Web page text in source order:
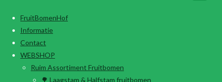
FruitBomenHof
Informatie
Contact
WEBSHOP
Ruim Assortiment Fruitbomen
🌳 Laagstam & Halfstam fruitbomen